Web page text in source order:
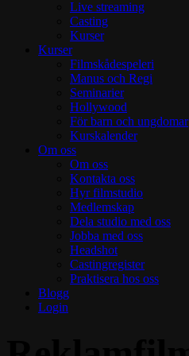
Live streaming
Casting
Kurser
Kurser
Filmskådespeleri
Manus och Regi
Seminarier
Hollywood
För barn och ungdomar
Kurskalender
Om oss
Om oss
Kontakta oss
Hyr filmstudio
Medlemskap
Dela studio med oss
Jobba med oss
Headshot
Castingregister
Praktisera hos oss
Blogg
Login